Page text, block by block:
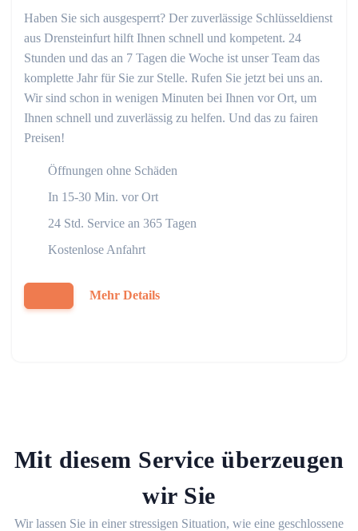
Haben Sie sich ausgesperrt? Der zuverlässige Schlüsseldienst
aus Drensteinfurt hilft Ihnen schnell und kompetent. 24
Stunden und das an 7 Tagen die Woche ist unser Team das
komplette Jahr für Sie zur Stelle. Rufen Sie jetzt bei uns an.
Wir sind schon in wenigen Minuten bei Ihnen vor Ort, um
Ihnen schnell und zuverlässig zu helfen. Und das zu fairen
Preisen!
Öffnungen ohne Schäden
In 15-30 Min. vor Ort
24 Std. Service an 365 Tagen
Kostenlose Anfahrt
Mehr Details
Mit diesem Service überzeugen
wir Sie
Wir lassen Sie in einer stressigen Situation, wie eine geschlossene